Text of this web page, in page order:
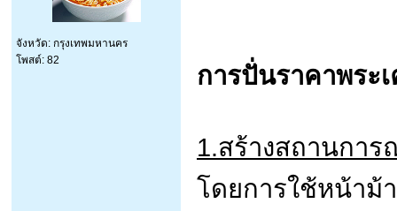
จังหวัด: กรุงเทพมหานคร
โพสต์: 82
การปั่นราคาพระ
1.สร้างสถานการ
โดยการใช้หน้าม้